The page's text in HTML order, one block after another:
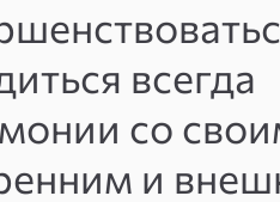
всегда
со
и